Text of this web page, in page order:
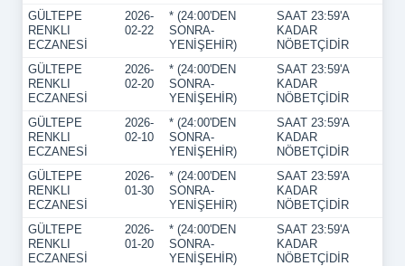
GÜLTEPE
RENKLI
ECZANESİ
2026-
02-22
* (24:00'DEN
SONRA-
YENİŞEHİR)
SAAT 23:59'A
KADAR
NÖBETÇİDİR
GÜLTEPE
RENKLI
ECZANESİ
2026-
02-20
* (24:00'DEN
SONRA-
YENİŞEHİR)
SAAT 23:59'A
KADAR
NÖBETÇİDİR
GÜLTEPE
RENKLI
ECZANESİ
2026-
02-10
* (24:00'DEN
SONRA-
YENİŞEHİR)
SAAT 23:59'A
KADAR
NÖBETÇİDİR
GÜLTEPE
RENKLI
ECZANESİ
2026-
01-30
* (24:00'DEN
SONRA-
YENİŞEHİR)
SAAT 23:59'A
KADAR
NÖBETÇİDİR
GÜLTEPE
RENKLI
ECZANESİ
2026-
01-20
* (24:00'DEN
SONRA-
YENİŞEHİR)
SAAT 23:59'A
KADAR
NÖBETÇİDİR